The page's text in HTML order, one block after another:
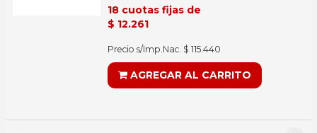
18 cuotas fijas de
$ 12.261
Precio s/Imp.Nac. $ 115.440
AGREGAR AL CARRITO